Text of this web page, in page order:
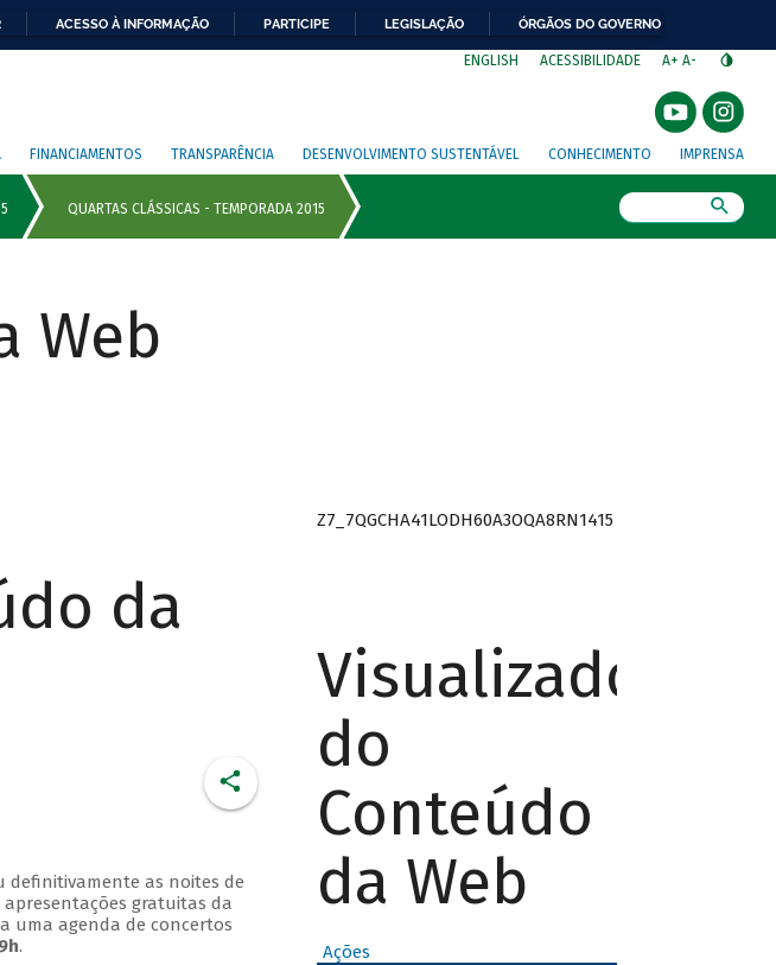
ACESSO À INFORMAÇÃO PARTICIPE LEGISLAÇÃO ÓRGÃOS DO GOVERNO
ENGLISH ACESSIBILIDADE A+ A-
FINANCIAMENTOS TRANSPARÊNCIA DESENVOLVIMENTO SUSTENTÁVEL CONHECIMENTO IMPRENSA
Web
da
definitivamente as noites de
gratuitas da
uma agenda de concertos
.
Z7_7QGCHA41LODH60A3OQA8RN1415
Visualizador
do
Conteúdo
da Web
Ações